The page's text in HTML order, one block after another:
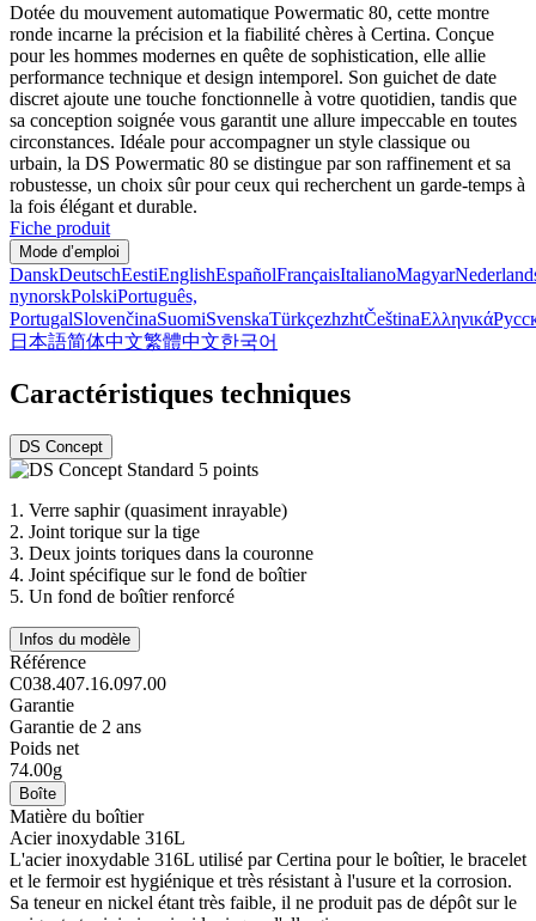
Dotée du mouvement automatique Powermatic 80, cette montre
ronde incarne la précision et la fiabilité chères à Certina. Conçue
pour les hommes modernes en quête de sophistication, elle allie
performance technique et design intemporel. Son guichet de date
discret ajoute une touche fonctionnelle à votre quotidien, tandis que
sa conception soignée vous garantit une allure impeccable en toutes
circonstances. Idéale pour accompagner un style classique ou
urbain, la DS Powermatic 80 se distingue par son raffinement et sa
robustesse, un choix sûr pour ceux qui recherchent un garde-temps à
la fois élégant et durable.
Fiche produit
Mode d’emploi
DanskDeutschEestiEnglishEspañolFrançaisItalianoMagyar
nynorskPolskiPortuguês,
PortugalSlovenčinaSuomiSvenskaTürkçezhzhtČeštinaΕλληνικά
日本語简体中文繁體中文한국어
Caractéristiques techniques
DS Concept
1. Verre saphir (quasiment inrayable)
2. Joint torique sur la tige
3. Deux joints toriques dans la couronne
4. Joint spécifique sur le fond de boîtier
5. Un fond de boîtier renforcé
Infos du modèle
Référence
C038.407.16.097.00
Garantie
Garantie de 2 ans
Poids net
74.00g
Boîte
Matière du boîtier
Acier inoxydable 316L
L'acier inoxydable 316L utilisé par Certina pour le boîtier, le bracelet
et le fermoir est hygiénique et très résistant à l'usure et la corrosion.
Sa teneur en nickel étant très faible, il ne produit pas de dépôt sur le